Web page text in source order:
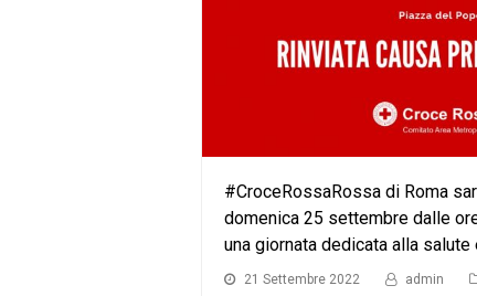
#CroceRossaRossa di Roma
domenica 25 settembre dalle
una giornata dedicata alla salute
21 Settembre 2022 admin